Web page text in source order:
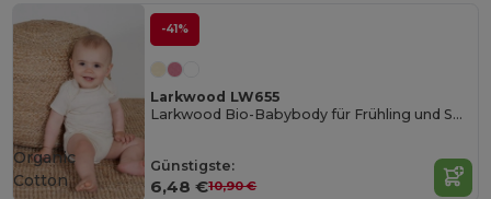
-41%
Larkwood LW655
Larkwood Bio-Babybody für Frühling und Sommer
Günstigste:
6,48 €10,90 €
Organic
Cotton